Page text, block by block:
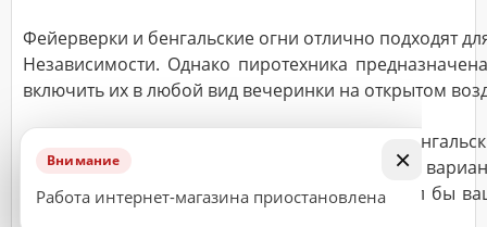
×
Внимание
Работа интернет-магазина приостановлена
Фейерверки и бенгальские огни отлично подходят
Независимости. Однако пиротехника
включить их в любой вид вечеринки на открытом
Если вы думаете, что купить: фейерверки,
момент их можно использовать. Популярный
просто представьте, как невероятно выглядел